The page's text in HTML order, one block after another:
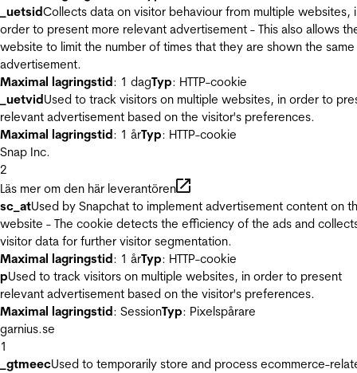
_uetsidCollects data on visitor behaviour from multiple websites,
order to present more relevant advertisement - This also allows
website to limit the number of times that they are shown the same
advertisement.
Maximal lagringstid: 1 dagTyp: HTTP-cookie
_uetvidUsed to track visitors on multiple websites, in order to
relevant advertisement based on the visitor's preferences.
Maximal lagringstid: 1 årTyp: HTTP-cookie
Snap Inc.
2
Läs mer om den här leverantören
sc_atUsed by Snapchat to implement advertisement content on
website - The cookie detects the efficiency of the ads and
visitor data for further visitor segmentation.
Maximal lagringstid: 1 årTyp: HTTP-cookie
pUsed to track visitors on multiple websites, in order to present
relevant advertisement based on the visitor's preferences.
Maximal lagringstid: SessionTyp: Pixelspårare
garnius.se
1
_gtmeecUsed to temporarily store and process ecommerce-